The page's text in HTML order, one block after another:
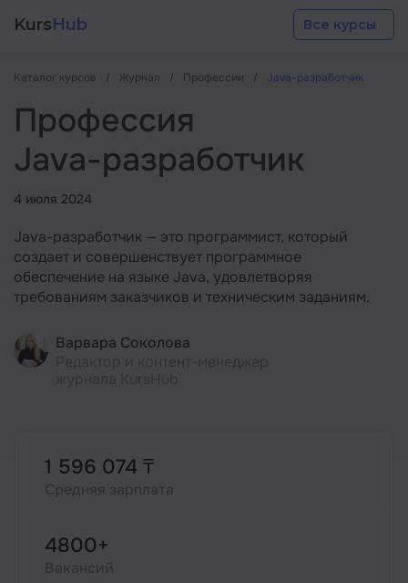
KursHub Все курсы
Каталог курсов Журнал Профессии Java-разработчик
Профессия
Java-разработчик
4 июля 2024
Java-разработчик — это программист, который
создает и совершенствует программное
обеспечение на языке Java, удовлетворяя
требованиям заказчиков и техническим заданиям.
Варвара Соколова
1 596 074 ₸
4800+
Разработка
Маркетинг
Дизайн
Аналитика
ДПО